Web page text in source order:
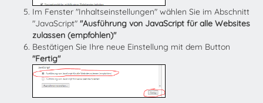
Im Fenster "Inhaltseinstellungen" wählen Sie im Abschnitt
"JavaScript" "Ausführung von JavaScript für alle Websites
zulassen (empfohlen)"
Bestätigen Sie Ihre neue Einstellung mit dem Button
"Fertig"